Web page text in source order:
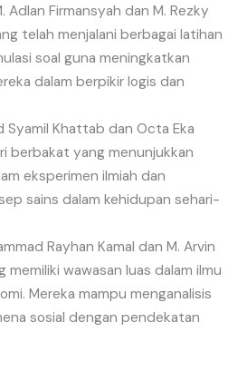
Adlan Firmansyah dan M. Rezky
telah menjalani berbagai latihan
soal guna meningkatkan
dalam berpikir logis dan
Syamil Khattab dan Octa Eka
berbakat yang menunjukkan
eksperimen ilmiah dan
sains dalam kehidupan sehari-
Rayhan Kamal dan M. Arvin
memiliki wawasan luas dalam ilmu
Mereka mampu menganalisis
sosial dengan pendekatan